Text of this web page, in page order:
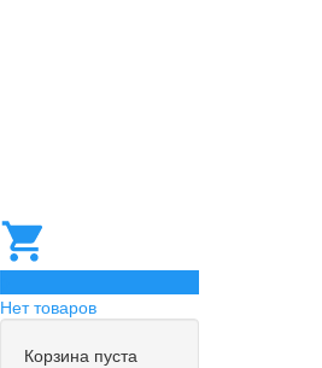
Нет товаров
Корзина пуста